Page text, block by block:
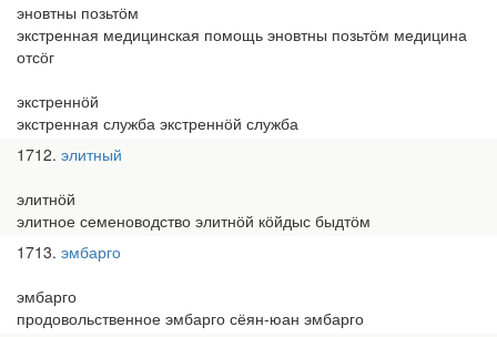
эновтны позьтӧм
экстренная медицинская помощь эновтны позьтӧм медицина
отсӧг
экстреннӧй
экстренная служба экстреннӧй служба
1712 элитный
элитнӧй
элитное семеноводство элитнӧй кӧйдыс быдтӧм
1713 эмбарго
эмбарго
продовольственное эмбарго сёян-юан эмбарго